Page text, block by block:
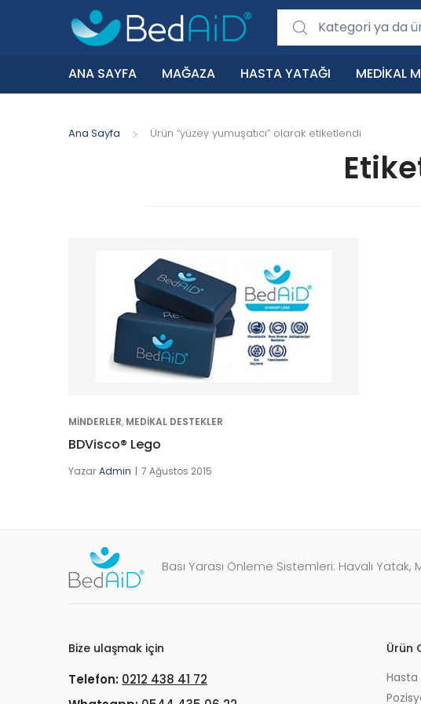
Search for:
ANA SAYFA MAĞAZA HASTA YATAĞI MEDIKAL
Ana Sayfa Ürün “yüzey yumuşatıcı” olarak etiketlendi
MINDERLER, MEDIKAL DESTEKLER
BDVisco® Lego
Yazar Admin 7 Ağustos 2015
Bası Yarası Önleme Sistemleri: Havalı
Bize ulaşmak için
Telefon: 0212 438 41 72
Ürün